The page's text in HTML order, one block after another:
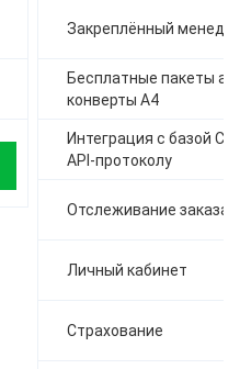
Закреплённый
Бесплатные пакеты а-
конверты А4
Интеграция с базой
API-протоколу
Отслеживание заказа
Личный кабинет
Страхование